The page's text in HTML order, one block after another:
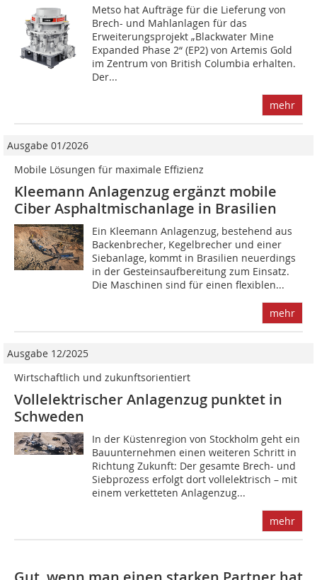
Metso hat Aufträge für die Lieferung von
Brech- und Mahlanlagen für das
Erweiterungsprojekt „Blackwater Mine
Expanded Phase 2“ (EP2) von Artemis Gold
im Zentrum von British Columbia erhalten.
Der...
mehr
Ausgabe 01/2026
Mobile Lösungen für maximale Effizienz
Kleemann Anlagenzug ergänzt mobile
Ciber Asphaltmischanlage in Brasilien
Ein Kleemann Anlagenzug, bestehend aus
Backenbrecher, Kegelbrecher und einer
Siebanlage, kommt in Brasilien neuerdings
in der Gesteinsaufbereitung zum Einsatz.
Die Maschinen sind für einen flexiblen...
mehr
Ausgabe 12/2025
Wirtschaftlich und zukunftsorientiert
Vollelektrischer Anlagenzug punktet in
Schweden
In der Küstenregion von Stockholm geht ein
Bauunternehmen einen weiteren Schritt in
Richtung Zukunft: Der gesamte Brech- und
Siebprozess erfolgt dort vollelektrisch – mit
einem verketteten Anlagenzug...
mehr